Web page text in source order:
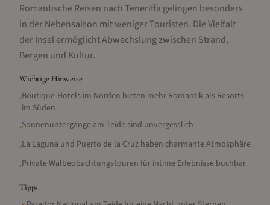
Romantische Reisen nach Teneriffa gelingen besonders
in der Nebensaison mit weniger Touristen. Die Vielfalt
der Insel ermöglicht Abwechslung zwischen Strand,
Bergen und Kultur.
Wichtige Hinweise
•Boutique-Hotels im Norden bieten mehr Romantik als Resorts
im Süden
•Sonnenuntergänge am Teide sind unvergesslich
•La Laguna und Puerto de la Cruz haben charmante Atmosphäre
•Private Walbeobachtungstouren für intime Erlebnisse buchbar
Tipps